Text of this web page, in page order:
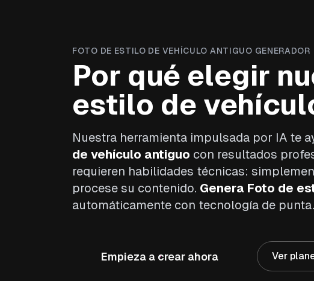
FOTO DE ESTILO DE VEHÍCULO ANTIGUO GENERADOR
Por qué elegir
estilo de
Nuestra herramienta impulsada por IA te
de vehículo antiguo con resultados
requieren habilidades técnicas:
procese su contenido. Genera Foto de
automáticamente con tecnología de punta.
Empieza a crear ahora Ver